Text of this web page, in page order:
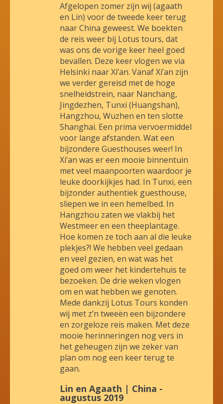
Afgelopen zomer zijn wij (agaath
en Lin) voor de tweede keer terug
naar China geweest. We boekten
de reis weer bij Lotus tours, dat
was ons de vorige keer heel goed
bevallen. Deze keer vlogen we via
Helsinki naar Xi’an. Vanaf Xi’an zijn
we verder gereisd met de hoge
snelheidstrein, naar Nanchang,
Jingdezhen, Tunxi (Huangshan),
Hangzhou, Wuzhen en ten slotte
Shanghai. Een prima vervoermiddel
voor lange afstanden. Wat een
bijzondere Guesthouses weer! In
Xi’an was er een mooie binnentuin
met veel maanpoorten waardoor je
leuke doorkijkjes had. In Tunxi, een
bijzonder authentiek guesthouse,
sliepen we in een hemelbed. In
Hangzhou zaten we vlakbij het
Westmeer en een theeplantage.
Hoe komen ze toch aan al die leuke
plekjes?! We hebben veel gedaan
en veel gezien, en wat was het
goed om weer het kindertehuis te
bezoeken. De drie weken vlogen
om en wat hebben we genoten.
Mede dankzij Lotus Tours konden
wij met z’n tweeën een bijzondere
en zorgeloze reis maken. Met deze
mooie herinneringen nog vers in
het geheugen zijn we zeker van
plan om nog een keer terug te
gaan.
Lin en Agaath | China -
augustus 2019